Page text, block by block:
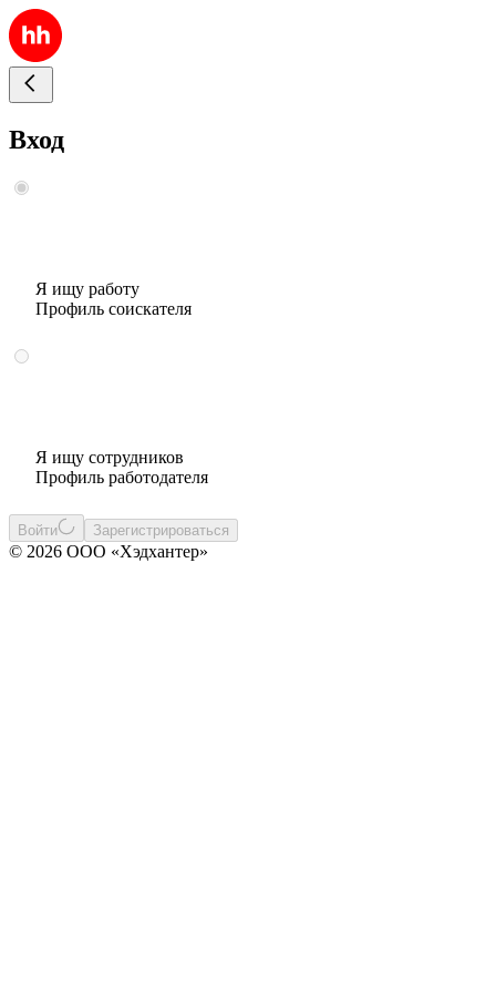
Вход
Я ищу работу
Профиль соискателя
Я ищу сотрудников
Профиль работодателя
Войти Зарегистрироваться
© 2026 ООО «Хэдхантер»